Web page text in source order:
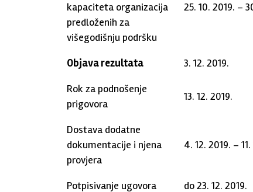
kapaciteta organizacija
predloženih za
višegodišnju podršku
25. 10. 2019. –
Objava rezultata
3. 12. 2019.
Rok za podnošenje
prigovora
13. 12. 2019.
Dostava dodatne
dokumentacije i njena
provjera
4. 12. 2019. –
Potpisivanje ugovora
do 23. 12. 2019.